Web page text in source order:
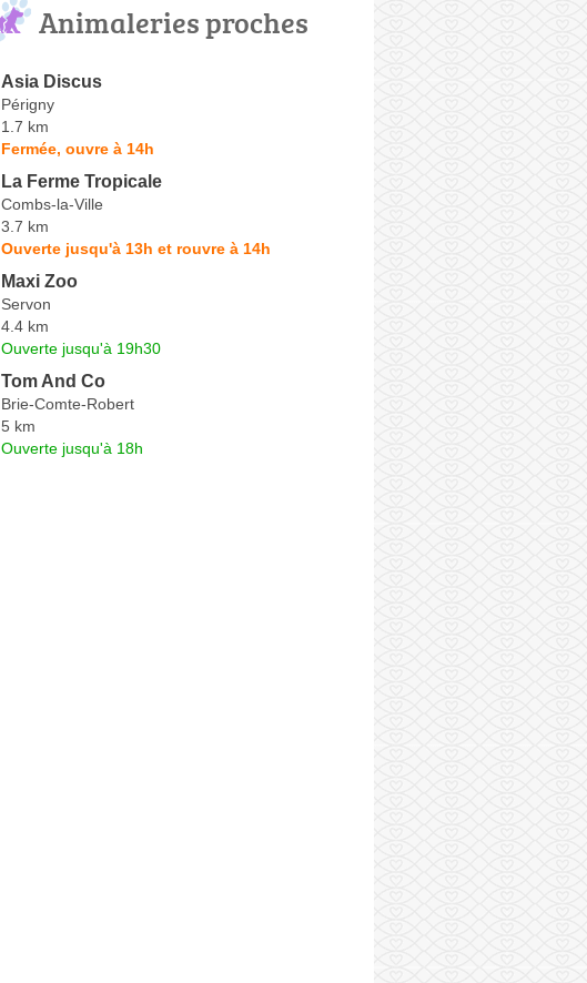
Animaleries proches
Asia Discus
Périgny
1.7 km
Fermée, ouvre à 14h
La Ferme Tropicale
Combs-la-Ville
3.7 km
Ouverte jusqu'à 13h et rouvre à 14h
Maxi Zoo
Servon
4.4 km
Ouverte jusqu'à 19h30
Tom And Co
Brie-Comte-Robert
5 km
Ouverte jusqu'à 18h